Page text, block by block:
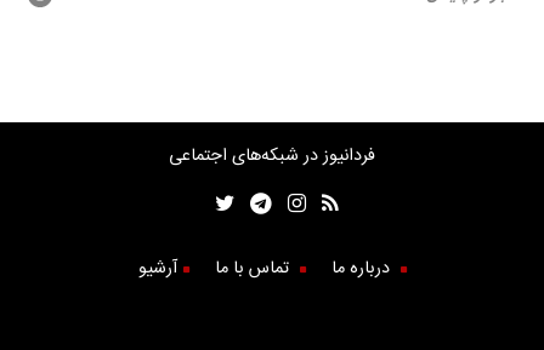
فردانیوز در شبکه‌های اجتماعی
درباره ما تماس با ما آرشیو